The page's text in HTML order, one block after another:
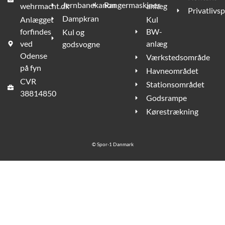
wehrmacht.dk
Anlægget
forfindes
ved
Odense
på fyn
CVR
38814850
Jernbanekanon
Dampkran
Kul og
godsvogne
Rangermaskiner
anlæg
Kul
BW-
anlæg
Værkstedsområde
Havneområdet
Stationsområdet
Godsrampe
Kørestrækning
©Spor-1 Danmark